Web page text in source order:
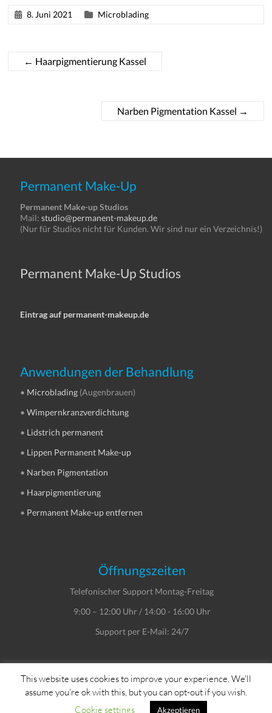
8. Juni 2021 Microblading
← Haarpigmentierung Kassel
Narben Pigmentation Kassel →
Permanent Make-Up
Permanent Make-up Studios
Mail:studio@permanent-makeup.de
(Nur für Studios nicht für Kunden. Wir sind nur ein Verzeichnis!)
Permanent Make-Up Studios
Eintrag auf permanent-makeup.de
Anwendungen der Behandlung
• Microblading (Augenbrauen)
•Wimpernkranzverdichtung
• Lidstrich permanent
• Lippen Permanent Make-up
• Narben Pigmentation
• Haarpigmentierung
• Permanent Make-up entfernen
Öffnungszeiten
Telefonischer Support Montag-Freitag
9:00 – 12:00 Uhr / 14:00 - 16:00 Uhr
Support per E-Mail: 24/7
Copyright © Dein Service GmbH
This website uses cookies to improve your experience. We'll
assume you're ok with this, but you can opt-out if you wish.
Cookie settings
Akzeptieren